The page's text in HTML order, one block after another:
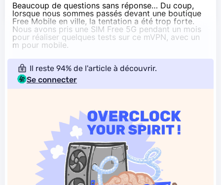
Beaucoup de questions sans réponse… Du coup,
lorsque nous sommes passés devant une boutique
Free Mobile en ville, la tentation a été trop forte.
Nous avons pris une SIM Free 5G pendant un mois
pour réaliser quelques tests sur ce mVPN, avec un
m pour mobile.
Il reste 94% de l'article à découvrir.
Se connecter